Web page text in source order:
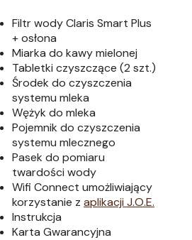
Filtr wody Claris Smart Plus
+ osłona
Miarka do kawy mielonej
Tabletki czyszczące (2 szt.)
Środek do czyszczenia
systemu mleka
Wężyk do mleka
Pojemnik do czyszczenia
systemu mlecznego
Pasek do pomiaru
twardości wody
Wifi Connect umożliwiający
korzystanie z aplikacji J.O.E.
Instrukcja
Karta Gwarancyjna